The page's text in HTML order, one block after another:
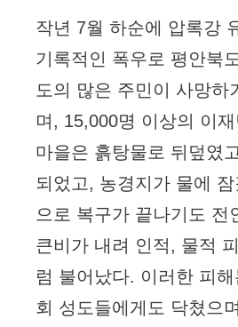
작년 7월 하순에 압록강
기록적인 폭우로 평안북
도의 많은 주민이 사망하
며, 15,000명 이상의 이
마을은 흙탕물로 뒤덮였
되었고, 농경지가 물에
으로 복구가 끝나기도 전
큰비가 내려 인적, 물적
럼 불어났다. 이러한 피
회 성도들에게도 닥쳤으